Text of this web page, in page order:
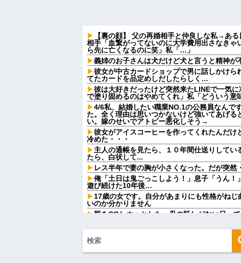
【裏の顔】 父の再婚相手と仲良しな私→あ
相手「血繋がってないのに大学費用出さなき
ら先に亡くなるのに笑」私「…」
義姉のお子さんは犬だけど犬と言うと精神が
彼女が中古カードショップで男に話しかけら
てたカードを品定めしだしたらしく…
彼は大好きだったけど突然来たLINEで一気
で塗り固めるのはやめてくれ」私「どういう
4/6私、結婚したい職業NO.1の公務員なんで
た。全く理由は思いつかないけど強いてあげる
い。嫁のせいでアトピー悪化しそう→
彼女がアイスコーヒーを作ってくれたんだけ
冷めた・・・
主人の通帳を見たら、１０年間仕送りしてい
たら、白状して...
レス半年で妻の胸が小さくなった。だが突然
俺「土日は鬼ごっこしよう！」息子「うん
遊び続けた10年後…
17歳の女です。自分があまりにも性格がね
いのか分かりません
親をCOしホッとした。母の貶しがない日っ
ディズニーからの帰り道。夫「息子連れて離
「助けて！」駅員「どうしました！？」→トン
【衝撃】ジャンポケ斉藤の妻さん、夫の求